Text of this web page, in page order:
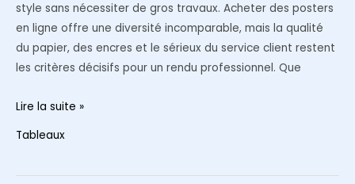
style sans nécessiter de gros travaux. Acheter des posters
en ligne offre une diversité incomparable, mais la qualité
du papier, des encres et le sérieux du service client restent
les critères décisifs pour un rendu professionnel. Que
Comparatif
Lire la suite »
Tableaux